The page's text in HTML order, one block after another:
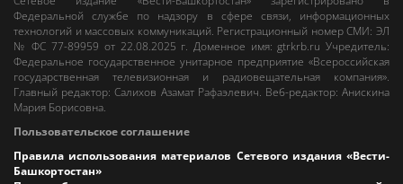
Федеральной службе по надзору в сфере связи, информационных
технологий и массовых коммуникаций. Регистрационный номер СМИ: ЭЛ
№ ФС 77-89959 от 22.08.2025 г. Доменное имя:gtrkrb.ru Учредитель:
Федеральное государственное унитарное предприятие «Всероссийская
государственная телевизионная и радиовещательная компания».
Главный редактор:Салихов Азамат Рафаэлевич. Веб-редактор:Анискина
Мария Борисовна.
Пользовательское соглашение
Правила использования материалов Сетевого издания «Вести-
Башкортостан»